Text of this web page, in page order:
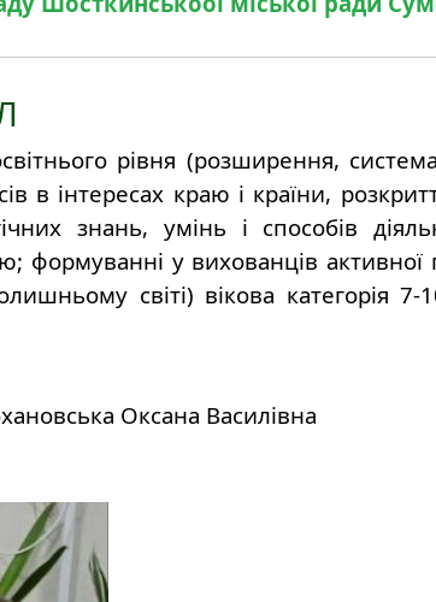
рівня (розширення,
в інтересах краю і країни,
знань, умінь і способів
у вихованців активної
світі) вікова категорія
Оксана Василівна